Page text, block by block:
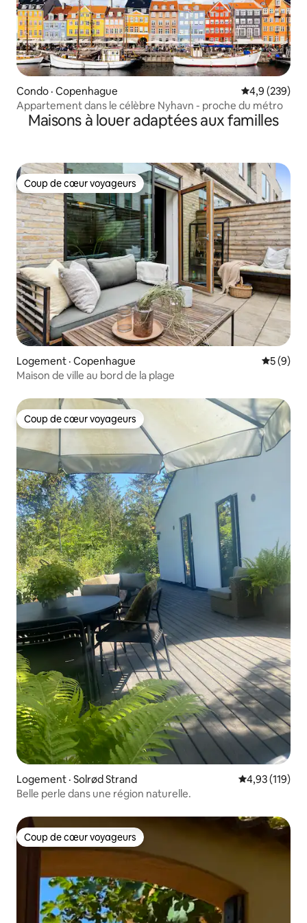
Condo · Copenhague Note
4,9 (239)
Appartement dans le célèbre Nyhavn - proche du métro
Maisons à louer adaptées aux familles
Coup de cœur voyageurs
Coup de cœur voyageurs
Logement · Copenhague Note
5 (9)
Maison de ville au bord de la plage
Coup de cœur voyageurs
Coup de cœur voyageurs
Logement · Solrød Strand Note
4,93 (119)
Belle perle dans une région naturelle.
Coup de cœur voyageurs
Coup de cœur voyageurs